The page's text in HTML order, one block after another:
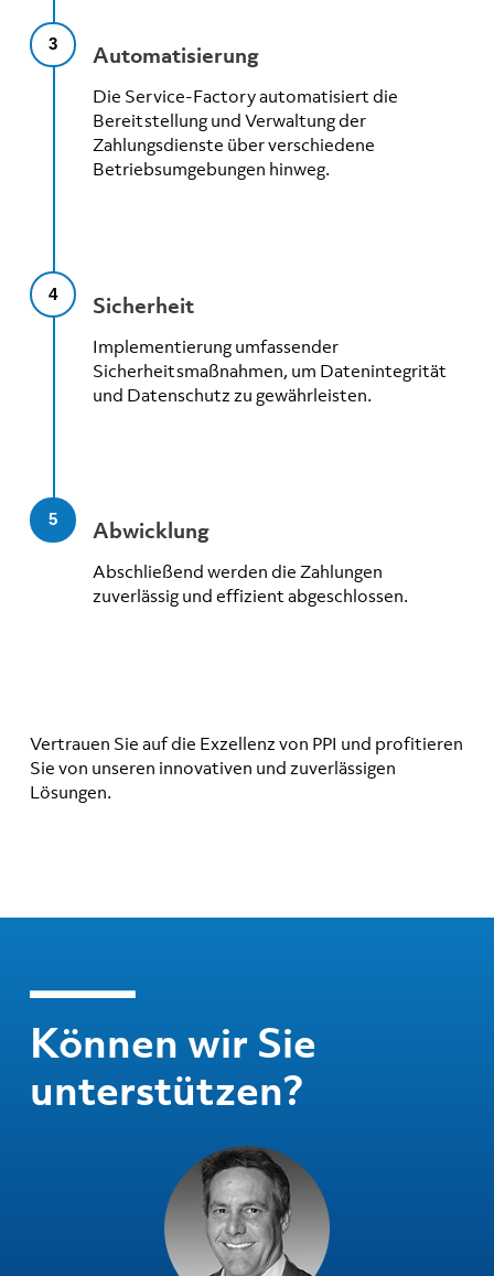
3 Automatisierung
Die Service-Factory automatisiert die
Bereitstellung und Verwaltung der
Zahlungsdienste über verschiedene
Betriebsumgebungen hinweg.
4 Sicherheit
Implementierung umfassender
Sicherheitsmaßnahmen, um Datenintegrität
und Datenschutz zu gewährleisten.
5 Abwicklung
Abschließend werden die Zahlungen
zuverlässig und effizient abgeschlossen.
Vertrauen Sie auf die Exzellenz von PPI und profitieren
Sie von unseren innovativen und zuverlässigen
Lösungen.
Können wir Sie
unterstützen?